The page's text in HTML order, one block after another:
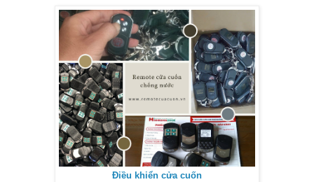
Điều khiển cửa cuốn